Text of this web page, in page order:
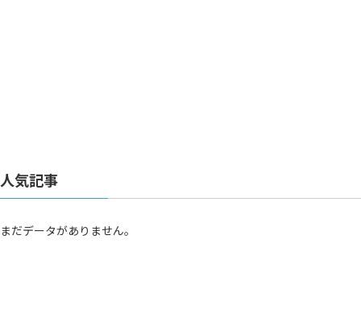
人気記事
まだデータがありません。